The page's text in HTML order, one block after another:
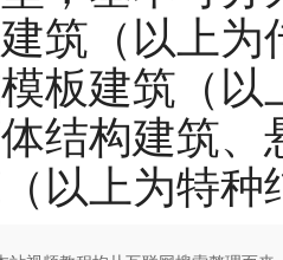
筑（以上
板建筑（
结构建筑
以上为特